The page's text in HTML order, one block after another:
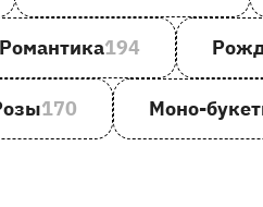
Романтика194
170 Моно-